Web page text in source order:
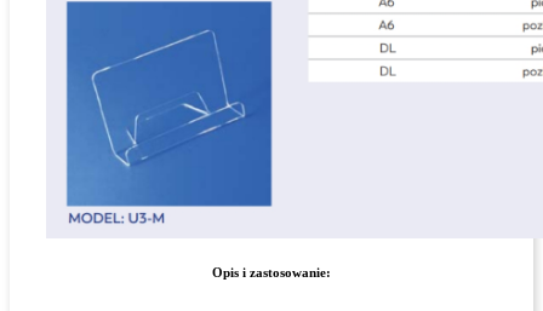
Opis i zastosowanie: